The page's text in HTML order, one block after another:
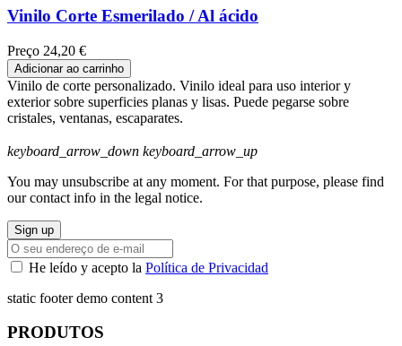
Vinilo Corte Esmerilado / Al ácido
Preço 24,20 €
Adicionar ao carrinho
Vinilo de corte personalizado. Vinilo ideal para uso interior y
exterior sobre superficies planas y lisas. Puede pegarse sobre
cristales, ventanas, escaparates.
keyboard_arrow_down keyboard_arrow_up
You may unsubscribe at any moment. For that purpose, please find
our contact info in the legal notice.
He leído y acepto la Política de Privacidad
static footer demo content 3
PRODUTOS